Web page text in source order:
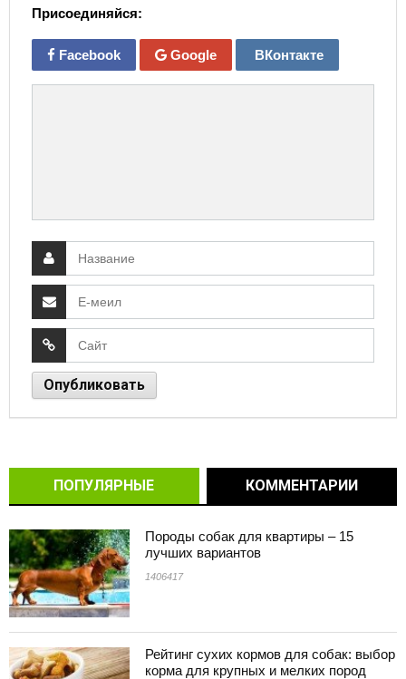
Присоединяйся:
Facebook Google ВКонтакте
ПОПУЛЯРНЫЕ КОММЕНТАРИИ
Породы собак для квартиры – 15
лучших вариантов
1406417
Рейтинг сухих кормов для собак: выбор
корма для крупных и мелких пород